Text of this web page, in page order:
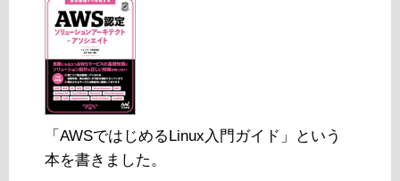
「AWSではじめるLinux入門ガイド」という
本を書きました。